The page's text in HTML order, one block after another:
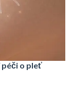
péči o pleť